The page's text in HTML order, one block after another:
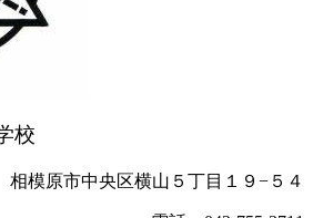
校
相模原市中央区横山５丁目１９−５４